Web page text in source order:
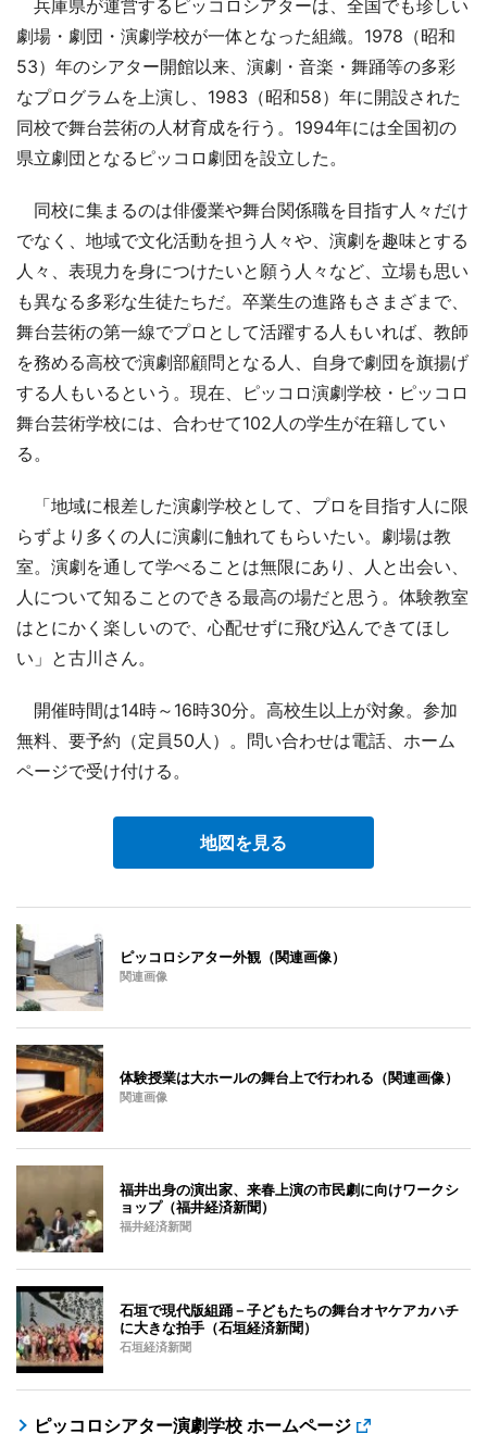
兵庫県が運営するピッコロシアターは、全国でも珍しい
劇場・劇団・演劇学校が一体となった組織。1978（昭和
53）年のシアター開館以来、演劇・音楽・舞踊等の多彩
なプログラムを上演し、1983（昭和58）年に開設された
同校で舞台芸術の人材育成を行う。1994年には全国初の
県立劇団となるピッコロ劇団を設立した。
同校に集まるのは俳優業や舞台関係職を目指す人々だけ
でなく、地域で文化活動を担う人々や、演劇を趣味とする
人々、表現力を身につけたいと願う人々など、立場も思い
も異なる多彩な生徒たちだ。卒業生の進路もさまざまで、
舞台芸術の第一線でプロとして活躍する人もいれば、教師
を務める高校で演劇部顧問となる人、自身で劇団を旗揚げ
する人もいるという。現在、ピッコロ演劇学校・ピッコロ
舞台芸術学校には、合わせて102人の学生が在籍してい
る。
「地域に根差した演劇学校として、プロを目指す人に限
らずより多くの人に演劇に触れてもらいたい。劇場は教
室。演劇を通して学べることは無限にあり、人と出会い、
人について知ることのできる最高の場だと思う。体験教室
はとにかく楽しいので、心配せずに飛び込んできてほし
い」と古川さん。
開催時間は14時～16時30分。高校生以上が対象。参加
無料、要予約（定員50人）。問い合わせは電話、ホーム
ページで受け付ける。
地図を見る
ピッコロシアター外観（関連画像）
関連画像
体験授業は大ホールの舞台上で行われる（関連画像）
関連画像
福井出身の演出家、来春上演の市民劇に向けワークシ
ョップ（福井経済新聞）
福井経済新聞
石垣で現代版組踊－子どもたちの舞台オヤケアカハチ
に大きな拍手（石垣経済新聞）
石垣経済新聞
ピッコロシアター演劇学校 ホームページ